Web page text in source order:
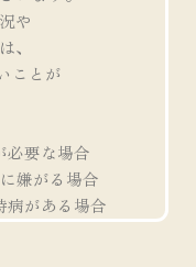
や
、
ことが
必要な場合
嫌がる場合
病がある場合